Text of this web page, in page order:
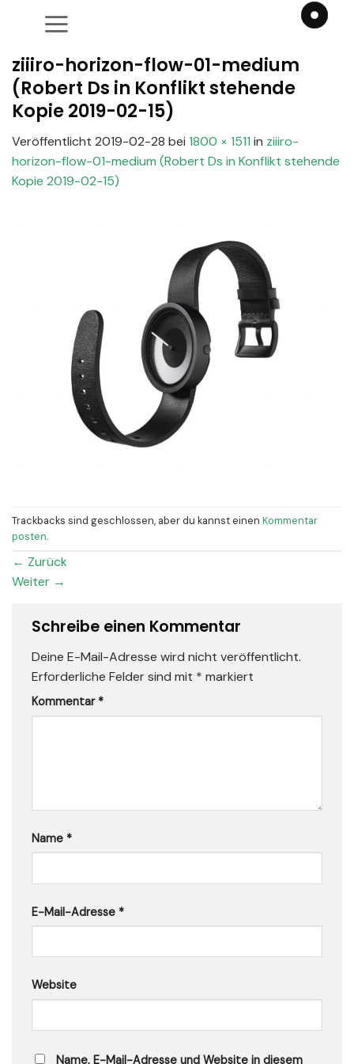
ziiiro-horizon-flow-01-medium
(Robert Ds in Konflikt stehende
Kopie 2019-02-15)
Veröffentlicht 2019-02-28 bei 1800 × 1511 in ziiiro-
horizon-flow-01-medium (Robert Ds in Konflikt stehende
Kopie 2019-02-15)
Trackbacks sind geschlossen, aber du kannst einen Kommentar
posten.
← Zurück
Weiter →
Schreibe einen Kommentar
Deine E-Mail-Adresse wird nicht veröffentlicht.
Erforderliche Felder sind mit * markiert
Kommentar *
Name *
E-Mail-Adresse *
Website
Name, E-Mail-Adresse und Website in diesem